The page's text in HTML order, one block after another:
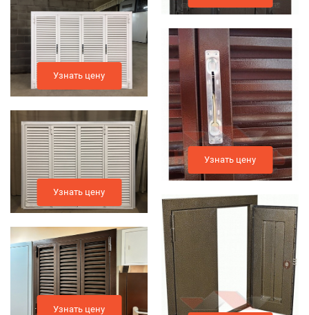
Узнать цену
Узнать цену
Узнать цену
Узнать цену